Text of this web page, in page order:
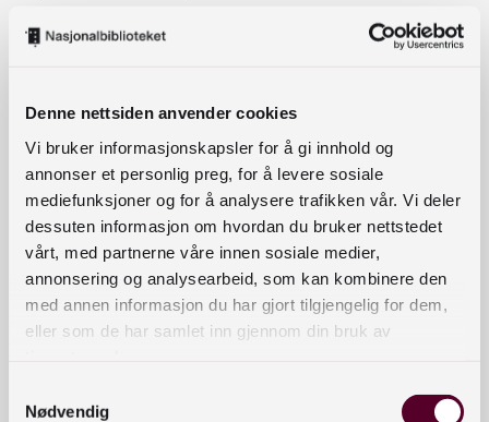
Denne nettsiden anvender cookies
Vi bruker informasjonskapsler for å gi innhold og
annonser et personlig preg, for å levere sosiale
mediefunksjoner og for å analysere trafikken vår. Vi deler
dessuten informasjon om hvordan du bruker nettstedet
vårt, med partnerne våre innen sosiale medier,
annonsering og analysearbeid, som kan kombinere den
med annen informasjon du har gjort tilgjengelig for dem,
eller som de har samlet inn gjennom din bruk av
Nødvendig
rundt oss, ressursene vi har hatt tilgjengelig, av
nedarvede tradisjoner og av møter med andre
Credo vil drive kafeen og kantinen etter de
samme grunnprinsippene.
– Vi skal ha et råvarebasert kjøkken og jobbe med
nye og gamle produsenter. Vi vil vise hvordan vi
alle kan spise enkelt, fornuftig og ikke minst godt
samtidig som vi tar vare på jorda, sier Bjerkan.
Credo skal bygge opp et selvstendig
kunne trekkes inn som en samarbeidspartner i